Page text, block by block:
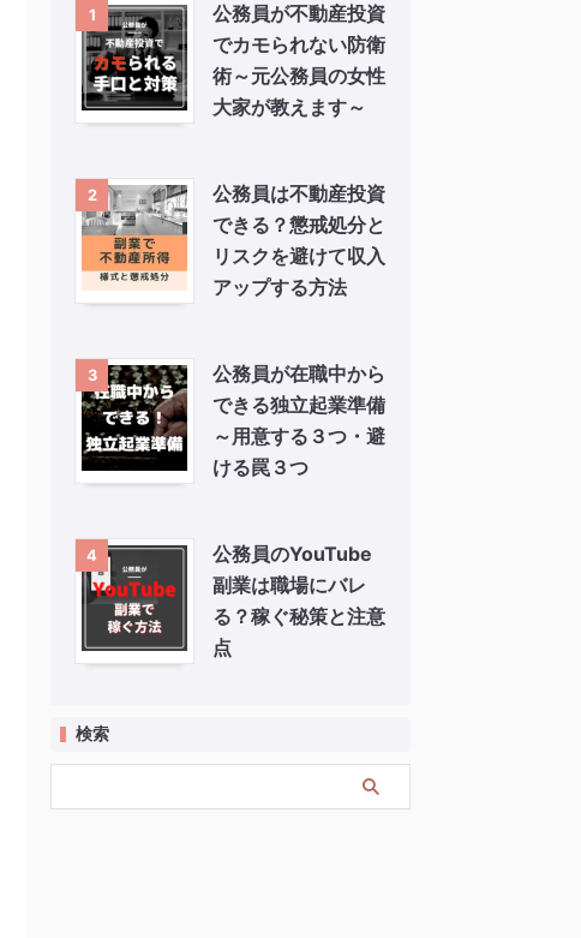
1
公務員が不動産投資
でカモられない防衛
術～元公務員の女性
大家が教えます～
2
公務員は不動産投資
できる？懲戒処分と
リスクを避けて収入
アップする方法
3
公務員が在職中から
できる独立起業準備
～用意する３つ・避
ける罠３つ
4
公務員のYouTube
副業は職場にバレ
る？稼ぐ秘策と注意
点
検索